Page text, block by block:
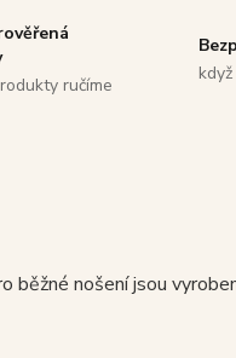
ručíme
běžné nošení jsou